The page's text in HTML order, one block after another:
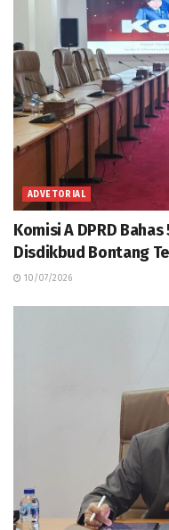
ADVETORIAL
Komisi A DPRD
Disdikbud Bontang
10/07/2026